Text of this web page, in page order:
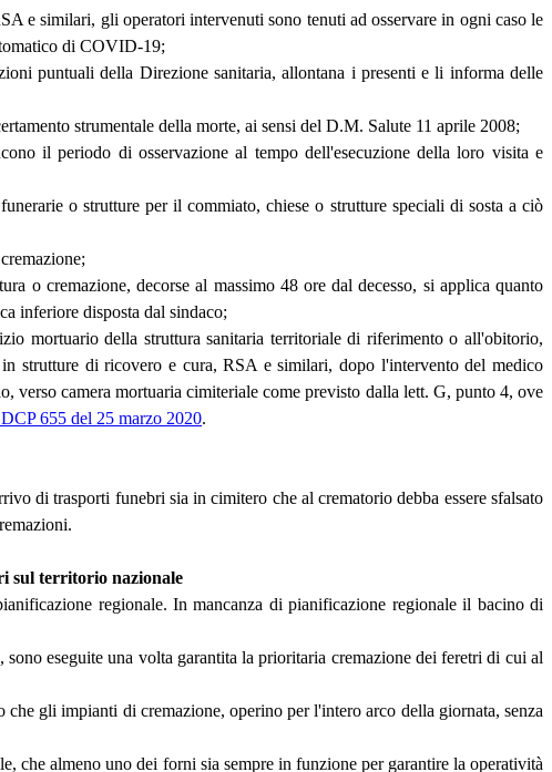
e similari, gli operatori intervenuti sono tenuti ad osservare in ogni caso le
di COVID-19;
puntuali della Direzione sanitaria, allontana i presenti e li informa delle
strumentale della morte, ai sensi del D.M. Salute 11 aprile 2008;
il periodo di osservazione al tempo dell'esecuzione della loro visita e
o strutture per il commiato, chiese o strutture speciali di sosta a ciò
o cremazione, decorse al massimo 48 ore dal decesso, si applica quanto
inferiore disposta dal sindaco;
mortuario della struttura sanitaria territoriale di riferimento o all'obitorio,
strutture di ricovero e cura, RSA e similari, dopo l'intervento del medico
verso camera mortuaria cimiteriale come previsto dalla lett. G, punto 4, ove
655 del 25 marzo 2020.
di trasporti funebri sia in cimitero che al crematorio debba essere sfalsato
sul territorio nazionale
regionale. In mancanza di pianificazione regionale il bacino di
eseguite una volta garantita la prioritaria cremazione dei feretri di cui al
gli impianti di cremazione, operino per l'intero arco della giornata, senza
che almeno uno dei forni sia sempre in funzione per garantire la operatività